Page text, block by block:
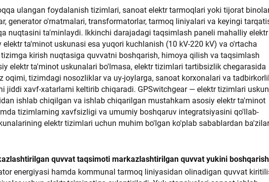
ulangan foydalanish tizimlari, sanoat elektr tarmoqlari yoki tijorat
generator o'rnatmalari, transformatorlar, tarmoq liniyalari va keyingi
nuqtasini ta'minlaydi. Ikkinchi darajadagi taqsimlash paneli mahalliy elektr
ta'minot uskunasi esa yuqori kuchlanish (10 kV-220 kV) va o'rtacha
kirish nuqtasiga quvvatni boshqarish, himoya qilish va taqsimlash
elektr ta'minot uskunalari bo'lmasa, elektr tizimlari tartibsizlik chegarasida
oqimi, tizimdagi nosozliklar va uy-joylarga, sanoat korxonalari va
jiddi xavf-xatarlarni keltirib chiqaradi. GPSwitchgear — elektr tizimlari
ishlab chiqilgan va ishlab chiqarilgan mustahkam asosiy elektr ta'minot
tizimlarning xavfsizligi va umumiy boshqaruv integratsiyasini qo'llab-
elektr tizimlari uchun muhim bo'lgan ko'plab sabablardan
quvvat taqsimoti markazlashtirilgan quvvat yukini
energiyasi hamda kommunal tarmoq liniyasidan olinadigan quvvat